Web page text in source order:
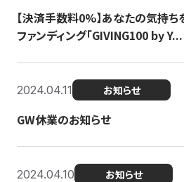
【決済手数料0%】あなたの気持
ファンディング「GIVING100 by Y...
2024.04.11 お知らせ
GW休業のお知らせ
2024.04.10 お知らせ